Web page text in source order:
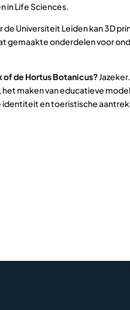
in Life Sciences.
de Universiteit Leiden kan 3D
gemaakte onderdelen voor
de Hortus Botanicus?
maken van educatieve
en toeristische